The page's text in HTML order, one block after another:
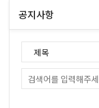
공지사항